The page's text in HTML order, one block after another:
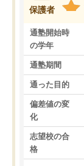
保護者
通塾開始時
の学年
通塾期間
通った目的
偏差値の変
化
志望校の合
格